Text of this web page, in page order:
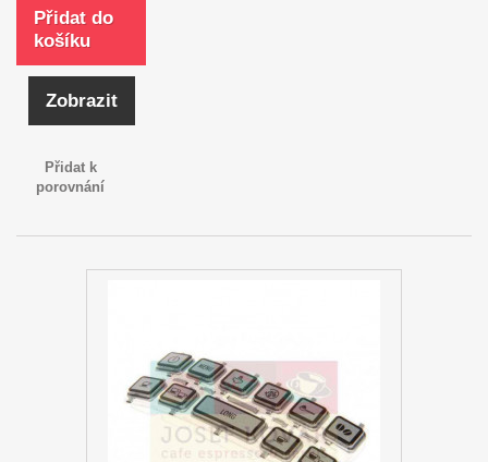
Přidat do
košíku
Zobrazit
Přidat k
porovnání